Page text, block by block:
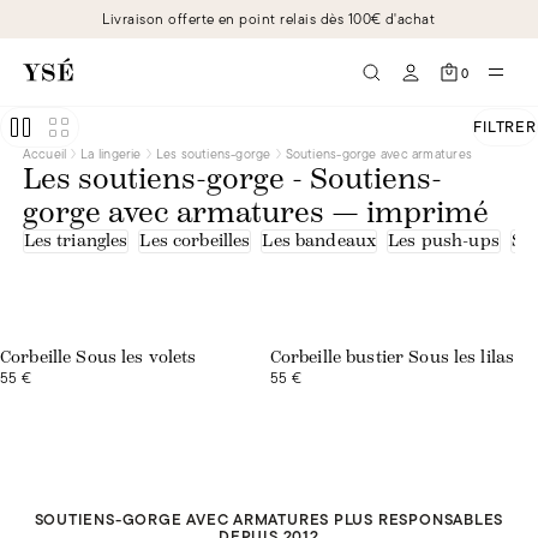
Livraison offerte en point relais dès 100€ d'achat
0
FILTRER
Accueil La lingerie Les soutiens-gorge Soutiens-gorge avec armatures
Les soutiens-gorge - Soutiens-
gorge avec armatures — imprimé
Les triangles Les corbeilles Les bandeaux Les push-ups
Corbeille Sous les volets
55 €
Corbeille bustier Sous les lilas
55 €
SOUTIENS-GORGE AVEC ARMATURES PLUS RESPONSABLES